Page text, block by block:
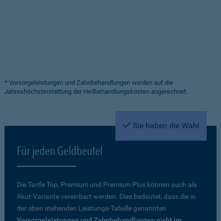
* Vorsorgeleistungen und Zahnbehandlungen werden auf die
Jahreshöchsterstattung der Heilbehandlungskosten angerechnet.
Sie haben die Wahl
Für jeden Geldbeutel
Die Tarife Top, Premium und Premium Plus können auch als
Akut-Variante vereinbart werden. Dies bedeutet, dass die in
der oben stehenden Leistungs-Tabelle genannten